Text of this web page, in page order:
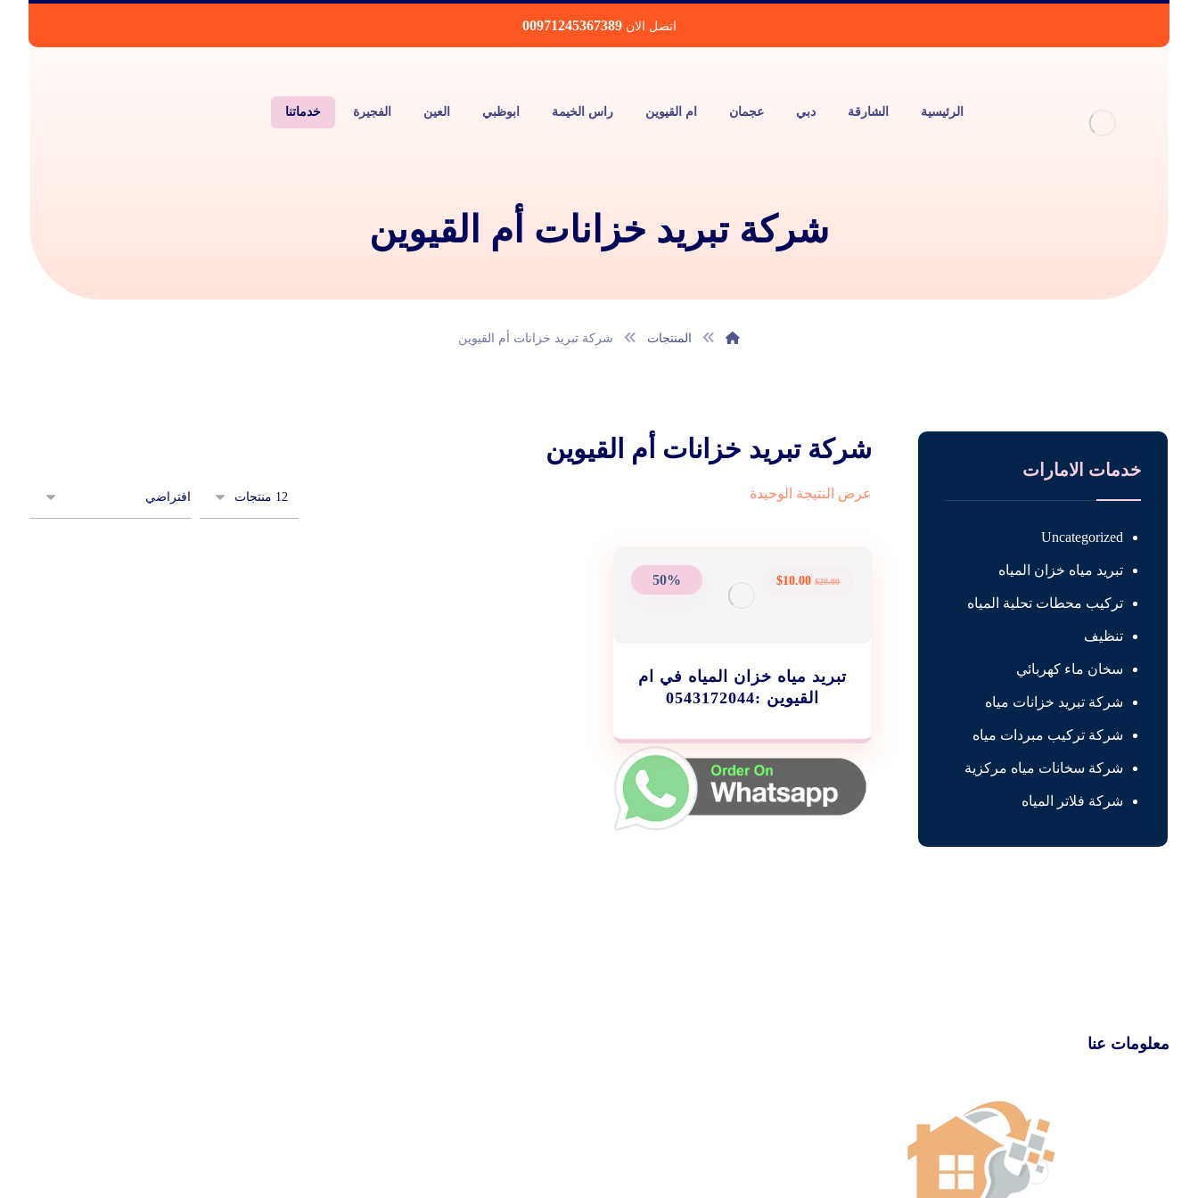
اتصل الان 00971245367389
الرئيسية الشارقة دبي عجمان ام القيوين راس الخيمة ابوظبي العين الفجيرة خدماتنا
شركة تبريد خزانات أم القيوين
المنتجات شركة تبريد خزانات أم القيوين
شركة تبريد خزانات أم القيوين
عرض النتيجة الوحيدة
50%
تبريد مياه خزان المياه في ام
القيوين :0543172044
$20.00
$10.00
خدمات الامارات
Uncategorized
تبريد مياه خزان المياه
تركيب محطات تحلية المياه
تنظيف
سخان ماء كهربائي
شركة تبريد خزانات مياه
شركة تركيب مبردات مياه
شركة سخانات مياه مركزية
شركة فلاتر المياه
معلومات عنا